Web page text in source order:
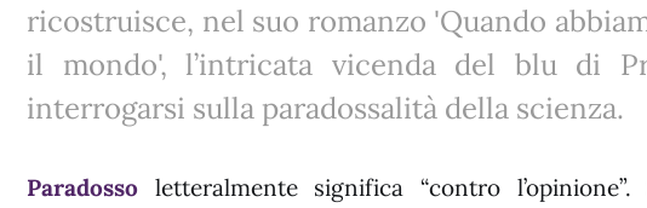
ricostruisce, nel suo romanzo 'Quando
il mondo', l’intricata vicenda del blu di
interrogarsi sulla paradossalità della scienza.
Paradosso letteralmente significa “contro